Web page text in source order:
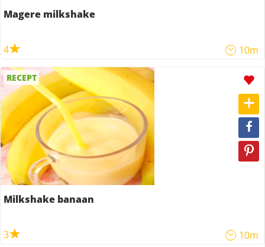
Magere milkshake
4 10m
RECEPT
Milkshake banaan
3 10m